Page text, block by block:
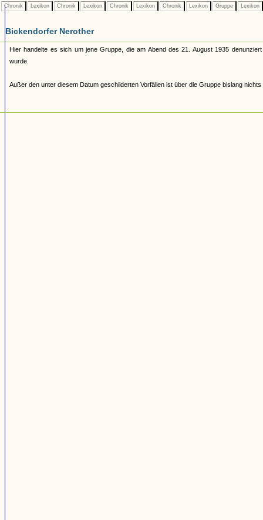
Chronik Lexikon Chronik Lexikon Chronik Lexikon Chronik Lexikon Gruppe Lexikon
Bickendorfer Nerother
Hier handelte es sich um jene Gruppe, die am Abend des 21. August 1935
wurde.
Außer den unter diesem Datum geschilderten Vorfällen ist über die Gruppe bislang nichts